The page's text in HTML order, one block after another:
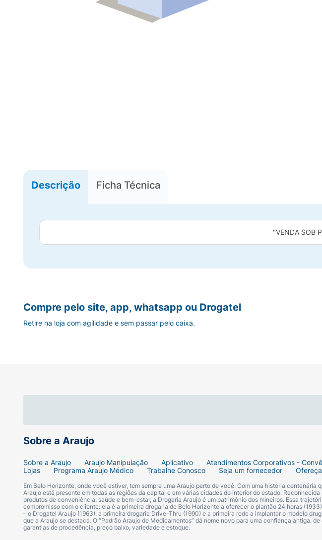
Descrição Ficha Técnica
"VENDA SOB
Sobre a Araujo
Sobre a Araujo Araujo Manipulação Aplicativo Atendimentos Corporativos -
Lojas
Programa Araujo Médico Trabalhe Conosco Seja um fornecedor
Em Belo Horizonte, onde você estiver, tem sempre uma Araujo perto de você. Com uma história centenária
Araujo está presente em todas as regiões da capital e em várias cidades do interior do estado.
produtos de conveniência, saúde e bem-estar, a Drogaria Araujo é um patrimônio dos mineiros. Essa
compromisso com o cliente: ela é a primeira drogaria de Belo Horizonte a oferecer o plantão 24 horas
– o Drogatel Araujo (1963), a primeira drogaria Drive-Thru (1990) e a primeira rede a implantar o modelo
que a Araujo se destaca. O “Padrão Araujo de Medicamentos” dá nome novo para uma confiança antiga:
garantias de procedência, preço baixo, variedade e estoque.
Compre pelo site, app, whatsapp ou Drogatel
Retire na loja com agilidade e sem passar pelo caixa.